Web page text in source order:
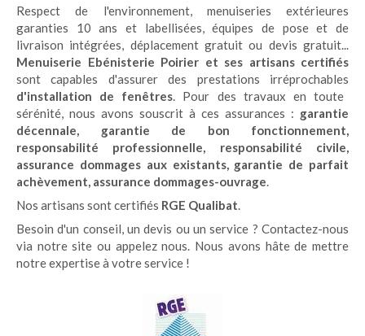
Respect de l'environnement, menuiseries extérieures
garanties 10 ans et labellisées, équipes de pose et de
livraison intégrées, déplacement gratuit ou devis gratuit...
Menuiserie Ebénisterie Poirier et ses artisans certifiés
sont capables d'assurer des prestations irréprochables
d'installation de fenêtres. Pour des travaux en toute
sérénité, nous avons souscrit à ces assurances : garantie
décennale, garantie de bon fonctionnement,
responsabilité professionnelle, responsabilité civile,
assurance dommages aux existants, garantie de parfait
achèvement, assurance dommages-ouvrage.
Nos artisans sont certifiés RGE Qualibat.
Besoin d'un conseil, un devis ou un service ? Contactez-nous
via notre site ou appelez nous. Nous avons hâte de mettre
notre expertise à votre service !